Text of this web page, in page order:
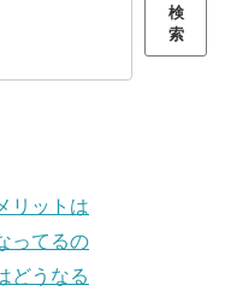
検
索
リットは
ってるの
どうなる